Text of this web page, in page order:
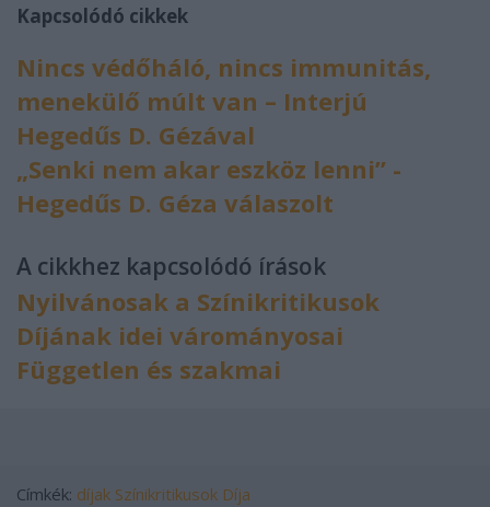
Kapcsolódó cikkek
Nincs védőháló, nincs immunitás,
menekülő múlt van – Interjú
Hegedűs D. Gézával
„Senki nem akar eszköz lenni” -
Hegedűs D. Géza válaszolt
A cikkhez kapcsolódó írások
Nyilvánosak a Színikritikusok
Díjának idei várományosai
Független és szakmai
Címkék: díjak Színikritikusok Díja